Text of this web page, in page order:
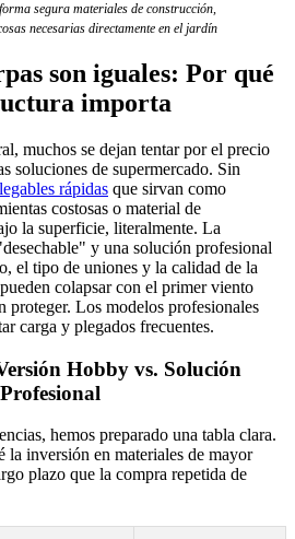
segura materiales de construcción,
necesarias directamente en el jardín
son iguales: Por qué
importa
muchos se dejan tentar por el precio
soluciones de supermercado. Sin
rápidas que sirvan como
costosas o material de
la superficie, literalmente. La
y una solución profesional
el tipo de uniones y la calidad de la
colapsar con el primer viento
proteger. Los modelos profesionales
carga y plegados frecuentes.
Hobby vs. Solución
Profesional
hemos preparado una tabla clara.
la inversión en materiales de mayor
plazo que la compra repetida de